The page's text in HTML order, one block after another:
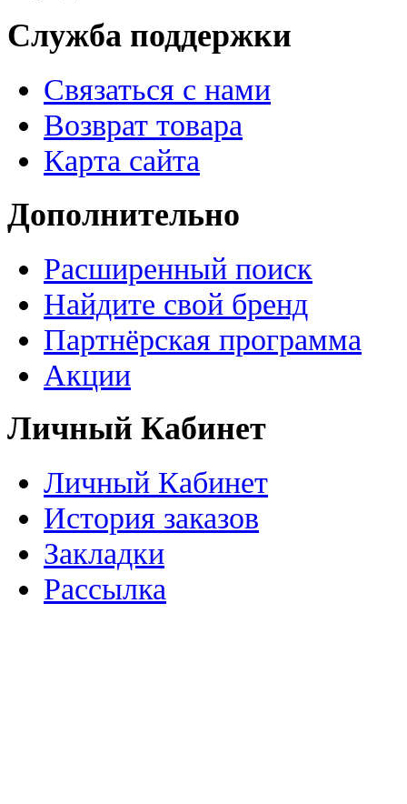
Служба поддержки
Связаться с нами
Возврат товара
Карта сайта
Дополнительно
Расширенный поиск
Найдите свой бренд
Партнёрская программа
Акции
Личный Кабинет
Личный Кабинет
История заказов
Закладки
Рассылка